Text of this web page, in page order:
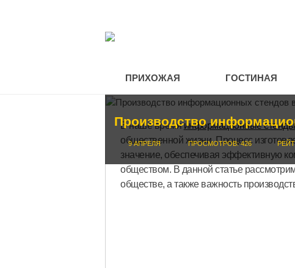
ПРИХОЖАЯ ГОСТИНАЯ
Производство
9 АПРЕЛЯ ПРОСМОТРОВ: 426
В наше времяинформационные стенды
общественной жизни. Процесс
значение, обеспечивая эффективную
обществом. В данной статье
обществе, а также важность